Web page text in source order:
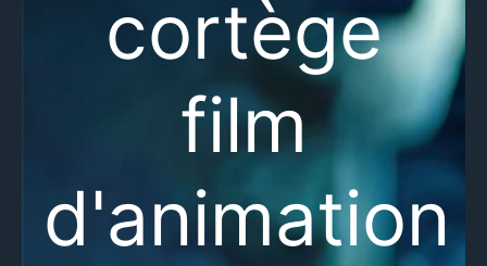
cortège
film
d'animation